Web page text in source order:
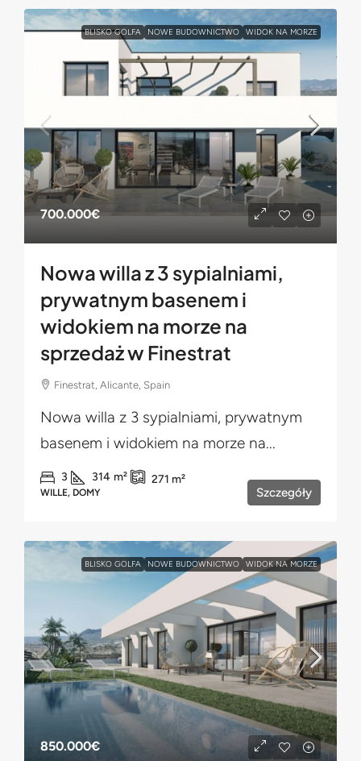
BLISKO GOLFA NOWE BUDOWNICTWO WIDOK NA MORZE
700.000€
Nowa willa z 3 sypialniami,
prywatnym basenem i
widokiem na morze na
sprzedaż w Finestrat
Finestrat, Alicante, Spain
Nowa willa z 3 sypialniami, prywatnym
basenem i widokiem na morze na...
3 314 m² 271 m²
WILLE, DOMY Szczegóły
BLISKO GOLFA NOWE BUDOWNICTWO WIDOK NA MORZE
850.000€